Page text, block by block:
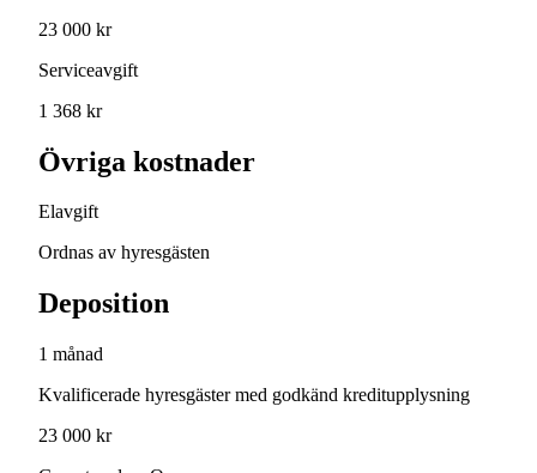
23 000 kr
Serviceavgift
1 368 kr
Övriga kostnader
Elavgift
Ordnas av hyresgästen
Deposition
1 månad
Kvalificerade hyresgäster med godkänd kreditupplysning
23 000 kr